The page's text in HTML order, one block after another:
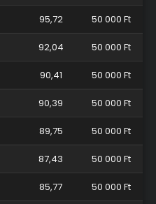
95,72 50 000 Ft
92,04 50 000 Ft
90,41 50 000 Ft
90,39 50 000 Ft
89,75 50 000 Ft
87,43 50 000 Ft
85,77 50 000 Ft